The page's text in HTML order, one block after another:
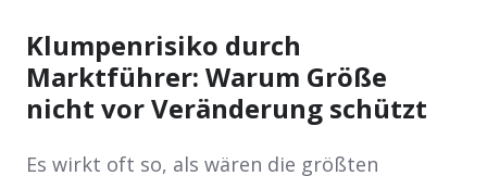
Klumpenrisiko durch
Marktführer: Warum Größe
nicht vor Veränderung schützt
Es wirkt oft so, als wären die größten